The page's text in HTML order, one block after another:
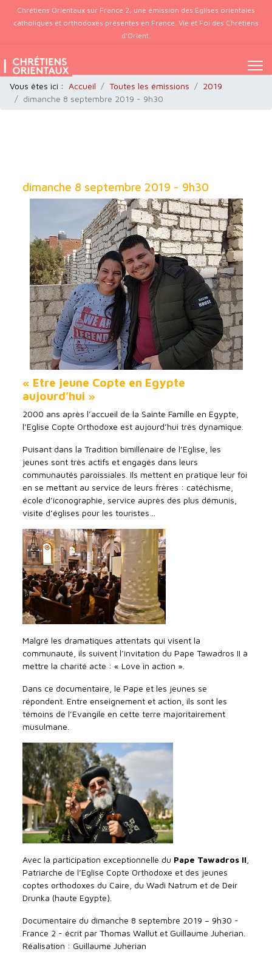
Chrétiens Orientaux sur France 2, une émission des Églises orientales
catholiques et orthodoxes présentes en France. Vie et Foi des Chrétiens
d’Orient.
Vous êtes ici : Accueil Toutes les émissions
2019
dimanche 8 septembre 2019 - 9h30
dimanche 8 septembre 2019 - 9h30
« Etre jeune Copte en Egypte
aujourd’hui »
2000 ans après l’accueil de la Sainte Famille en Egypte,
l’Eglise Copte Orthodoxe est aujourd’hui très dynamique.
Puisant dans la Tradition bimillénaire de l’Eglise, les
jeunes sont très actifs et engagés dans leurs
communautés paroissiales. Ils mettent en pratique leur foi
en se mettant au service de leurs frères : catéchisme,
école d’iconographie, service auprès des plus démunis,
visite d’églises pour les touristes…
Malgré les dramatiques attentats qui visent la
communauté, ils suivent l’invitation du Pape Tawadros II à
mettre la charité acte : « Love in action ».
Dans ce documentaire, le Pape et les jeunes se
répondent. Entre enseignement et action, ils sont les
témoins de l’Evangile en cette terre majoritairement
musulmane.
Avec la participation exceptionnelle du Pape Tawadros II
Patriarche de l’Eglise Copte Orthodoxe et des jeunes
coptes orthodoxes du Caire, du Wadi Natrum et de Deir
Drunka (haute Egypte).
Documentaire du dimanche 8 septembre 2019 – 9h30 -
France 2 - écrit par Thomas Wallut et Guillaume Juherian.
Réalisation : Guillaume Juherian